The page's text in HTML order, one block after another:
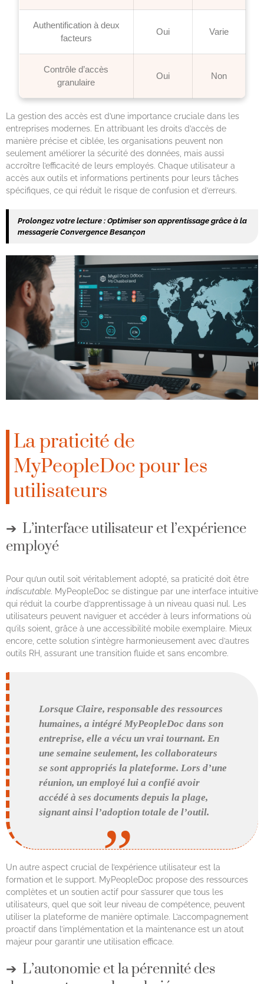
Authentification à deux
facteurs
Oui Varie
Contrôle d’accès
granulaire
Oui Non
La gestion des accès est d’une importance cruciale dans les
entreprises modernes. En attribuant les droits d’accès de
manière précise et ciblée, les organisations peuvent non
seulement améliorer la sécurité des données, mais aussi
accroître l’efficacité de leurs employés. Chaque utilisateur a
accès aux outils et informations pertinents pour leurs tâches
spécifiques, ce qui réduit le risque de confusion et d’erreurs.
Prolongez votre lecture : Optimiser son apprentissage grâce à la
messagerie Convergence Besançon
La praticité de
MyPeopleDoc pour les
utilisateurs
L’interface utilisateur et l’expérience
employé
Pour qu’un outil soit véritablement adopté, sa praticité doit être
indiscutable. MyPeopleDoc se distingue par une interface intuitive
qui réduit la courbe d’apprentissage à un niveau quasi nul. Les
utilisateurs peuvent naviguer et accéder à leurs informations où
qu’ils soient, grâce à une accessibilité mobile exemplaire. Mieux
encore, cette solution s’intègre harmonieusement avec d’autres
outils RH, assurant une transition fluide et sans encombre.
Lorsque Claire, responsable des ressources
humaines, a intégré MyPeopleDoc dans son
entreprise, elle a vécu un vrai tournant. En
une semaine seulement, les collaborateurs
se sont appropriés la plateforme. Lors d’une
réunion, un employé lui a confié avoir
accédé à ses documents depuis la plage,
signant ainsi l’adoption totale de l’outil.
Un autre aspect crucial de l’expérience utilisateur est la
formation et le support. MyPeopleDoc propose des ressources
complètes et un soutien actif pour s’assurer que tous les
utilisateurs, quel que soit leur niveau de compétence, peuvent
utiliser la plateforme de manière optimale. L’accompagnement
proactif dans l’implémentation et la maintenance est un atout
majeur pour garantir une utilisation efficace.
L’autonomie et la pérennité des